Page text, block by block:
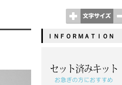
ＩＮＦＯＲＭＡＴＩＯＮ